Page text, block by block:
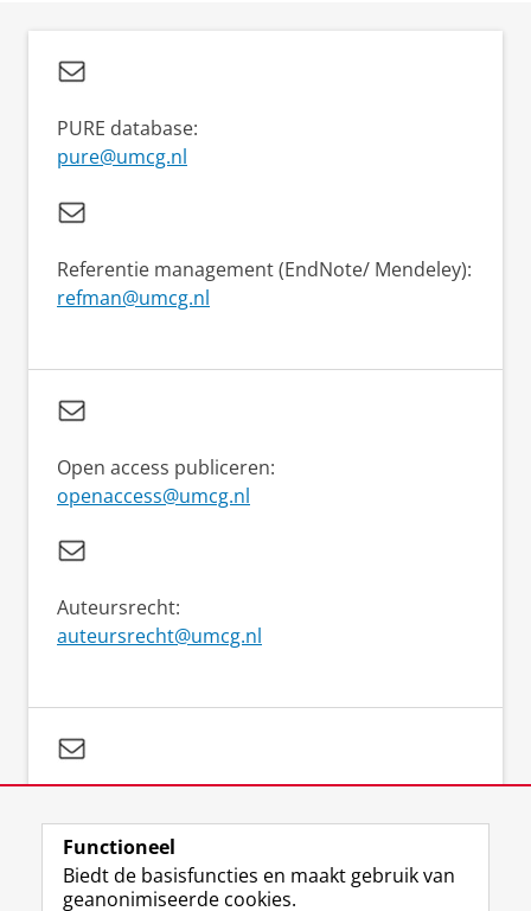
PURE database:
pure@umcg.nl
Referentie management (EndNote/ Mendeley):
refman@umcg.nl
Open access publiceren:
openaccess@umcg.nl
Auteursrecht:
auteursrecht@umcg.nl
literaturesearch@umcg.nl
Functioneel
Biedt de basisfuncties en maakt gebruik van
geanonimiseerde cookies.